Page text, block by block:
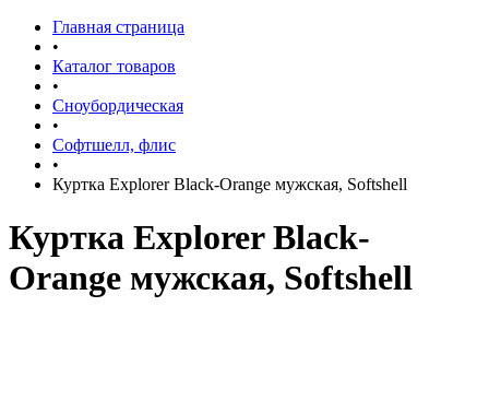
Главная страница
•
Каталог товаров
•
Сноубордическая
•
Софтшелл, флис
•
Куртка Explorer Black-Orange мужская, Softshell
Куртка Explorer Black-
Orange мужская, Softshell